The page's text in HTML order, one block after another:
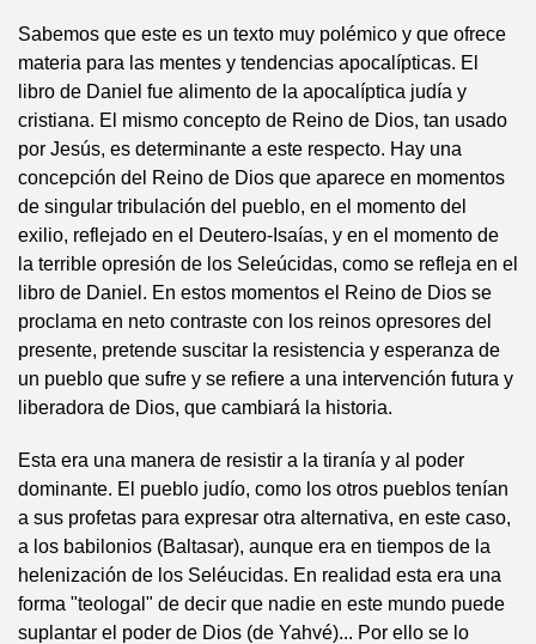
Sabemos que este es un texto muy polémico y que ofrece
materia para las mentes y tendencias apocalípticas. El
libro de Daniel fue alimento de la apocalíptica judía y
cristiana. El mismo concepto de Reino de Dios, tan usado
por Jesús, es determinante a este respecto. Hay una
concepción del Reino de Dios que aparece en momentos
de singular tribulación del pueblo, en el momento del
exilio, reflejado en el Deutero-Isaías, y en el momento de
la terrible opresión de los Seleúcidas, como se refleja en el
libro de Daniel. En estos momentos el Reino de Dios se
proclama en neto contraste con los reinos opresores del
presente, pretende suscitar la resistencia y esperanza de
un pueblo que sufre y se refiere a una intervención futura y
liberadora de Dios, que cambiará la historia.
Esta era una manera de resistir a la tiranía y al poder
dominante. El pueblo judío, como los otros pueblos tenían
a sus profetas para expresar otra alternativa, en este caso,
a los babilonios (Baltasar), aunque era en tiempos de la
helenización de los Seléucidas. En realidad esta era una
forma "teologal" de decir que nadie en este mundo puede
suplantar el poder de Dios (de Yahvé)... Por ello se lo